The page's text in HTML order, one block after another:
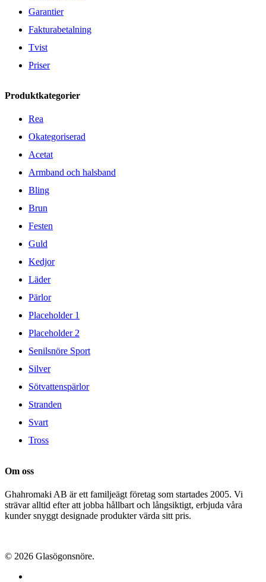
Garantier
Fakturabetalning
Tvist
Priser
Produktkategorier
Rea
Okategoriserad
Acetat
Armband och halsband
Bling
Brun
Festen
Guld
Kedjor
Läder
Pärlor
Placeholder 1
Placeholder 2
Senilsnöre Sport
Silver
Sötvattenspärlor
Stranden
Svart
Tross
Om oss
Ghahromaki AB är ett familjeägt företag som startades 2005. Vi
strävar alltid efter att jobba hållbart och långsiktigt, erbjuda våra
kunder snyggt designade produkter värda sitt pris.
© 2026 Glasögonsnöre.